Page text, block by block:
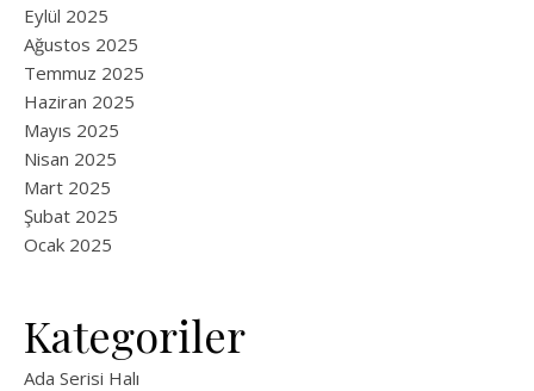
Eylül 2025
Ağustos 2025
Temmuz 2025
Haziran 2025
Mayıs 2025
Nisan 2025
Mart 2025
Şubat 2025
Ocak 2025
Kategoriler
Ada Serisi Halı